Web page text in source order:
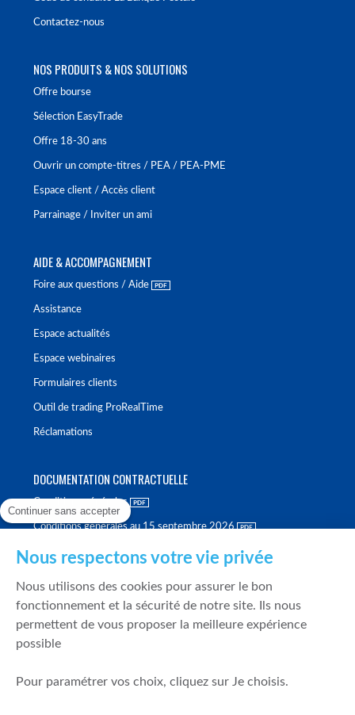
Contactez-nous
NOS PRODUITS & NOS SOLUTIONS
Offre bourse
Sélection EasyTrade
Offre 18-30 ans
Ouvrir un compte-titres / PEA / PEA-PME
Espace client / Accès client
Parrainage / Inviter un ami
AIDE & ACCOMPAGNEMENT
Foire aux questions / Aide
Assistance
Espace actualités
Espace webinaires
Formulaires clients
Outil de trading ProRealTime
Réclamations
DOCUMENTATION CONTRACTUELLE
Conditions générales
Conditions générales au 15 septembre 2026
Politique de meilleure sélection
Politique de durabilité
Fonds de garantie des dépôts et de résolution
Continuer sans accepter
Nous respectons votre vie privée
Nous utilisons des cookies pour assurer le bon
fonctionnement et la sécurité de notre site. Ils nous
permettent de vous proposer la meilleure expérience
possible
Pour paramétrer vos choix, cliquez sur Je choisis.